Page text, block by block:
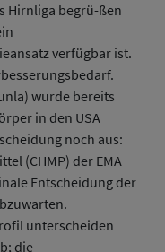
Hirnliga begrü-ßen
verfügbar ist.
wurde bereits
in den USA
noch aus:
(CHMP) der EMA
Entscheidung der
unterscheiden
die